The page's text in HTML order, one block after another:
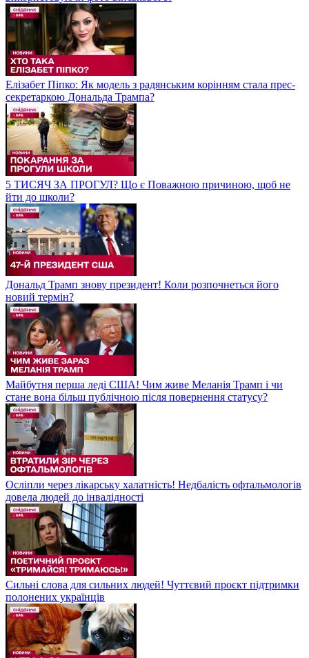
Елізабет Піпко: Як модель з радянським корінням стала прес-
секретаркою Дональда Трампа?
5 ТИСЯЧ ЗА ПРОГУЛ? Що є Поважною причиною, щоб не
йти до школи?
Дональд Трамп знову президент! Коли розпочнеться його
новий термін?
Майбутня перша леді США! Чим живе Меланія Трамп і чи
стане вона більш публічною після повернення статусу?
Осліпли через лікарську халатність! Недбалість офтальмологів
довела людей до інвалідності
Сильні слова для сильних людей! Чуттєвий проєкт підтримки
полонених українців